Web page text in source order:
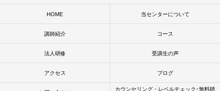
HOME 当センターについて
講師紹介 コース
法人研修 受講生の声
アクセス ブログ
カウンセリング・レベルチェック･無料聴